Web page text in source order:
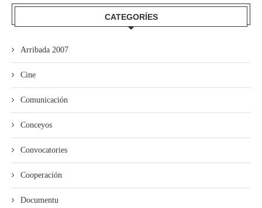
CATEGORÍES
Arribada 2007
Cine
Comunicación
Conceyos
Convocatories
Cooperación
Documentu